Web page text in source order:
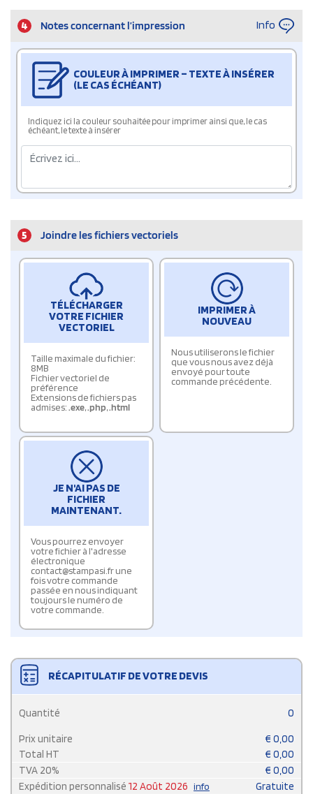
4 Notes concernant l’impression Info
COULEUR À IMPRIMER – TEXTE À INSÉRER
(LE CAS ÉCHÉANT)
Indiquez ici la couleur souhaitée pour imprimer ainsi que, le cas
échéant, le texte à insérer
5 Joindre les fichiers vectoriels
TÉLÉCHARGER
VOTRE FICHIER
VECTORIEL
Taille maximale du fichier:
8MB
Fichier vectoriel de
préférence
Extensions de fichiers pas
admises:.exe,.php,.html
IMPRIMER À
NOUVEAU
Nous utiliserons le fichier
que vous nous avez déjà
envoyé pour toute
commande précédente.
JE N'AI PAS DE
FICHIER
MAINTENANT.
Vous pourrez envoyer
votre fichier à l'adresse
électronique
contact@stampasi.fr une
fois votre commande
passée en nous indiquant
toujours le numéro de
votre commande.
RÉCAPITULATIF DE VOTRE DEVIS
Quantité 0
Prix unitaire € 0,00
Total HT
€ 0,00
TVA 20% € 0,00
Expédition personnalisé 12 Août 2026 info
Gratuite